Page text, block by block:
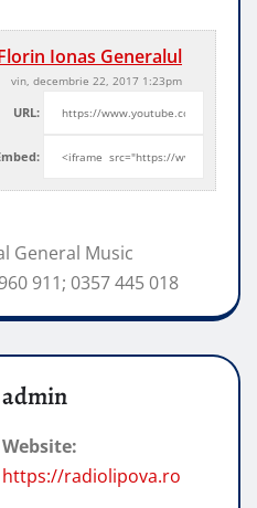
Ionas Generalul
vin, decembrie 22, 2017 1:23pm
URL:
General Music
911; 0357 445 018
admin
Website:
https://radiolipova.ro